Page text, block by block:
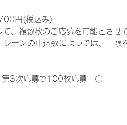
円(税込み)
、複数枚のご応募を可能とさせ
ーンの申込数によっては、上限
3次応募で100枚応募　〇